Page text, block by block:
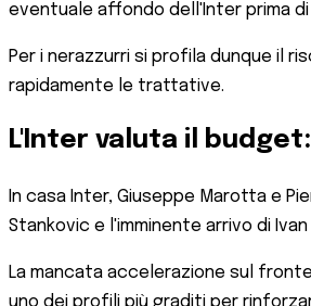
eventuale affondo dell'Inter prima
Per i nerazzurri si profila dunque il
rapidamente le trattative.
L'Inter valuta il
In casa Inter, Giuseppe Marotta e
Stankovic e l'imminente arrivo di
La mancata accelerazione sul
uno dei profili più graditi per